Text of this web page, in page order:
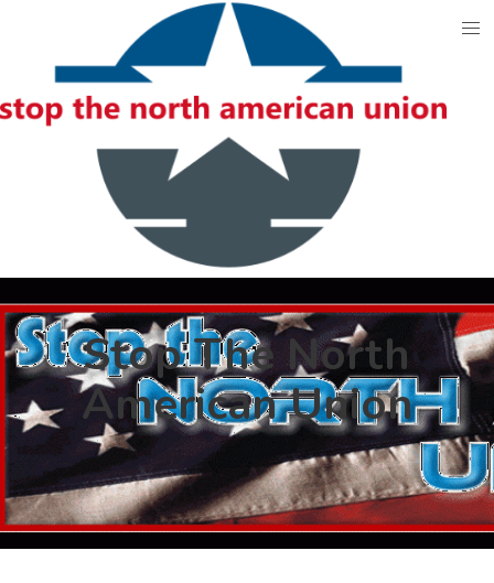
content
Stop The North
American Union